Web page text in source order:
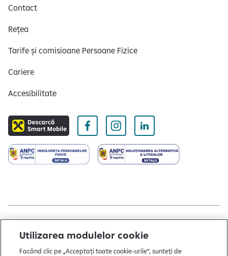
Contact
Rețea
Tarife și comisioane Persoane Fizice
Cariere
Accesibilitate
Termeni și condiții
Utilizarea modulelor cookie
Facând clic pe „Acceptați toate cookie-urile”, sunteți de